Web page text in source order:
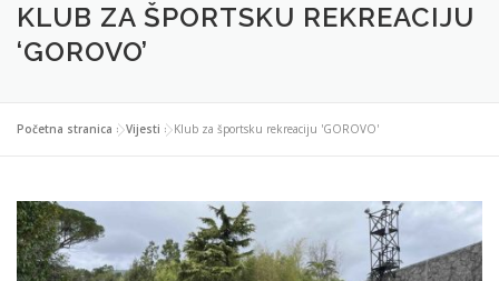
NATJECANJA FESTIVALI O NAMA
NORDIJSKO HODANJE KONTAKTI
KLUB ZA ŠPORTSKU REKREACIJU
‘GOROVO’
Početna stranica »Vijesti »Klub za športsku rekreaciju 'GOROVO'